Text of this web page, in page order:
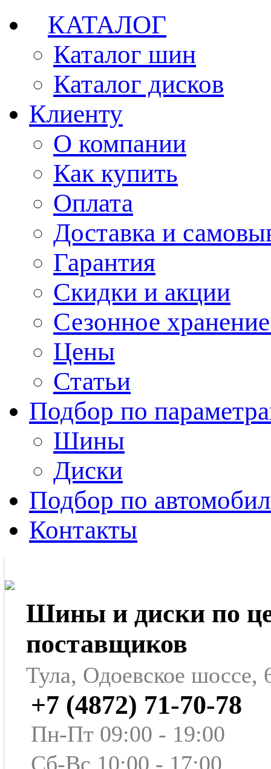
КАТАЛОГ
Каталог шин
Каталог дисков
Клиенту
О компании
Как купить
Оплата
Доставка и
Гарантия
Скидки и акции
Сезонное
Цены
Статьи
Подбор по
Шины
Диски
Подбор по
Контакты
Шины и диски по
поставщиков
Тула, Одоевское шоссе,
+7 (4872) 71-70-78
Пн-Пт 09:00 - 19:00
Сб-Вс 10:00 - 17:00